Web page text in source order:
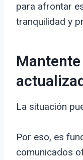
para afrontar
tranquilidad y
La situación
Por eso, es
comunicados